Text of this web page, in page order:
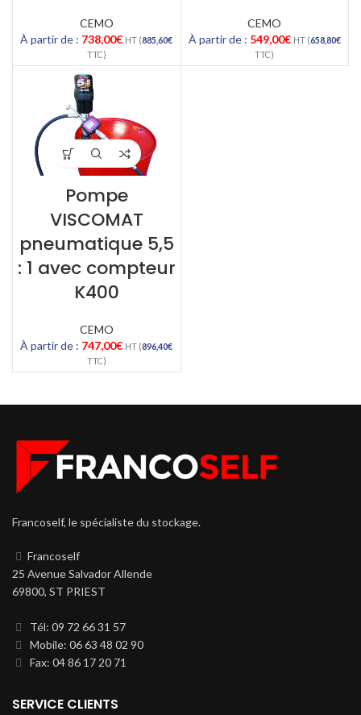
CEMO
À partir de : 738,00€ HT (885,60€
TTC)
CEMO
À partir de : 549,00€ HT (658,80€
TTC)
Pompe
VISCOMAT
pneumatique 5,5
: 1 avec compteur
K400
CEMO
À partir de : 747,00€ HT (896,40€
TTC)
Francoself, le spécialiste du stockage.
Francoself
25 Avenue Salvador Allende
69800, ST PRIEST
Tél: 09 72 66 31 57
Mobile: 06 63 48 02 90
Fax: 04 86 17 20 71
SERVICE CLIENTS